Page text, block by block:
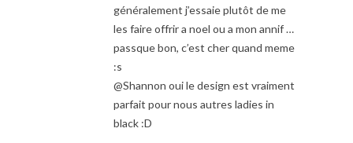
généralement j’essaie plutôt de me
les faire offrir a noel ou a mon annif …
passque bon, c’est cher quand meme
:s
@Shannon oui le design est vraiment
parfait pour nous autres ladies in
black :D